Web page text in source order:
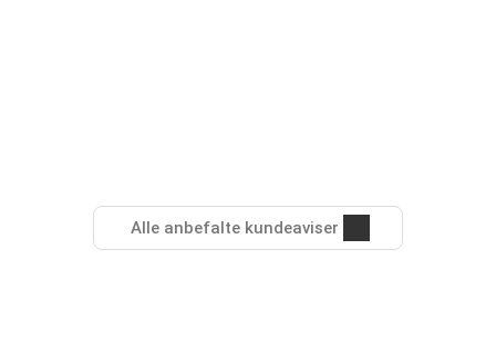
Alle anbefalte kundeaviser